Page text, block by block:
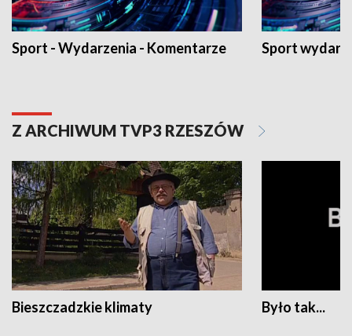
Sport - Wydarzenia - Komentarze Sport
Z ARCHIWUM TVP3 RZESZÓW
Bieszczadzkie klimaty Było tak...